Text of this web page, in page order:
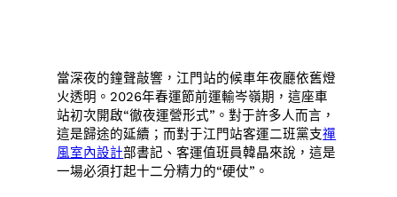
當深夜的鐘聲敲響，江門站的候車年夜廳依舊燈
火透明。2026年春運節前運輸岑嶺期，這座車
站初次開啟“徹夜運營形式”。對于許多人而言，
這是歸途的延續；而對于江門站客運二班黨支禪
風室內設計部書記、客運值班員韓晶來說，這是
一場必須打起十二分精力的“硬仗”。